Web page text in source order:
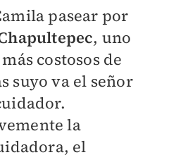
pasear por
, uno
costosos de
suyo va el señor
la
el